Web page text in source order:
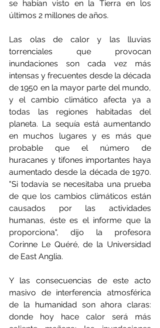
se habían visto en la Tierra en los
últimos 2 millones de años.
Las olas de calor y las lluvias
torrenciales que provocan
inundaciones son cada vez más
intensas y frecuentes desde la década
de 1950 en la mayor parte del mundo,
y el cambio climático afecta ya a
todas las regiones habitadas del
planeta. La sequía está aumentando
en muchos lugares y es más que
probable que el número de
huracanes y tifones importantes haya
aumentado desde la década de 1970.
"Si todavía se necesitaba una prueba
de que los cambios climáticos están
causados por las actividades
humanas, éste es el informe que la
proporciona", dijo la profesora
Corinne Le Quéré, de la Universidad
de East Anglia.
Y las consecuencias de este acto
masivo de interferencia atmosférica
de la humanidad son ahora claras:
donde hoy hace calor será más